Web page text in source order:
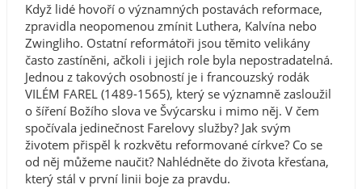
Když lidé hovoří o významných postavách reformace,
zpravidla neopomenou zmínit Luthera, Kalvína nebo
Zwingliho. Ostatní reformátoři jsou těmito velikány
často zastíněni, ačkoli i jejich role byla nepostradatelná.
Jednou z takových osobností je i francouzský rodák
VILÉM FAREL (1489-1565), který se významně zasloužil
o šíření Božího slova ve Švýcarsku i mimo něj. V čem
spočívala jedinečnost Farelovy služby? Jak svým
životem přispěl k rozkvětu reformované církve? Co se
od něj můžeme naučit? Nahlédněte do života křesťana,
který stál v první linii boje za pravdu.